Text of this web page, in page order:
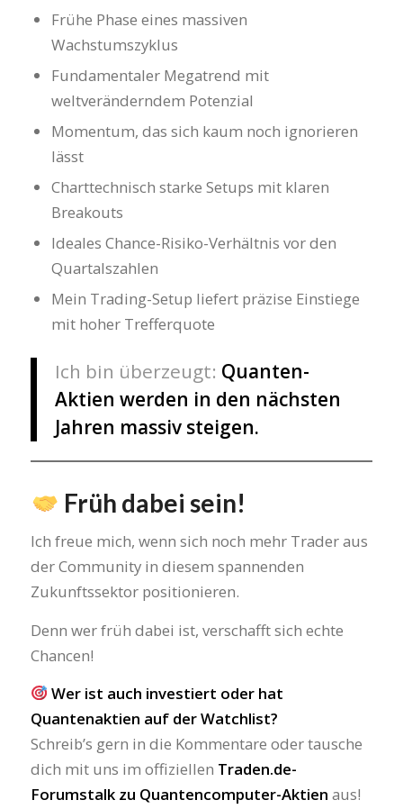
Frühe Phase eines massiven
Wachstumszyklus
Fundamentaler Megatrend mit
weltveränderndem Potenzial
Momentum, das sich kaum noch ignorieren
lässt
Charttechnisch starke Setups mit klaren
Breakouts
Ideales Chance-Risiko-Verhältnis vor den
Quartalszahlen
Mein Trading-Setup liefert präzise Einstiege
mit hoher Trefferquote
Ich bin überzeugt: Quanten-
Aktien werden in den nächsten
Jahren massiv steigen.
Früh dabei sein!
Ich freue mich, wenn sich noch mehr Trader aus
der Community in diesem spannenden
Zukunftssektor positionieren.
Denn wer früh dabei ist, verschafft sich echte
Chancen!
Wer ist auch investiert oder hat
Quantenaktien auf der Watchlist?
Schreib’s gern in die Kommentare oder tausche
dich mit uns im offiziellen Traden.de-
Forumstalk zu Quantencomputer-Aktien aus!